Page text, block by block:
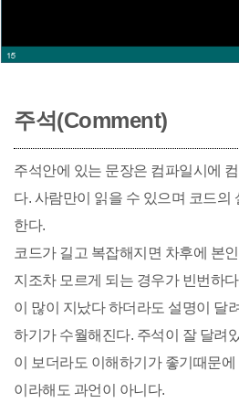
주석(Comment)
주석안에 있는 문장은 컴파일시에
다. 사람만이 읽을 수 있으며 코드의
한다.
코드가 길고 복잡해지면 차후에 본
지조차 모르게 되는 경우가 빈번하
이 많이 지났다 하더라도 설명이 달
하기가 수월해진다. 주석이 잘 달려
이 보더라도 이해하기가 좋기때문
이라해도 과언이 아니다.